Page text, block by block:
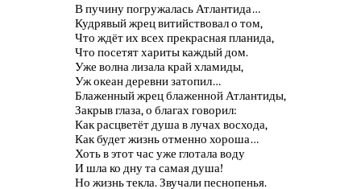
В пучину погружалась Атлантида…
Кудрявый жрец витийствовал о том,
Что ждёт их всех прекрасная планида,
Что посетят хариты каждый дом.
Уже волна лизала край хламиды,
Уж океан деревни затопил…
Блаженный жрец блаженной Атлантиды,
Закрыв глаза, о благах говорил:
Как расцветёт душа в лучах восхода,
Как будет жизнь отменно хороша…
Хоть в этот час уже глотала воду
И шла ко дну та самая душа!
Но жизнь текла. Звучали песнопенья.